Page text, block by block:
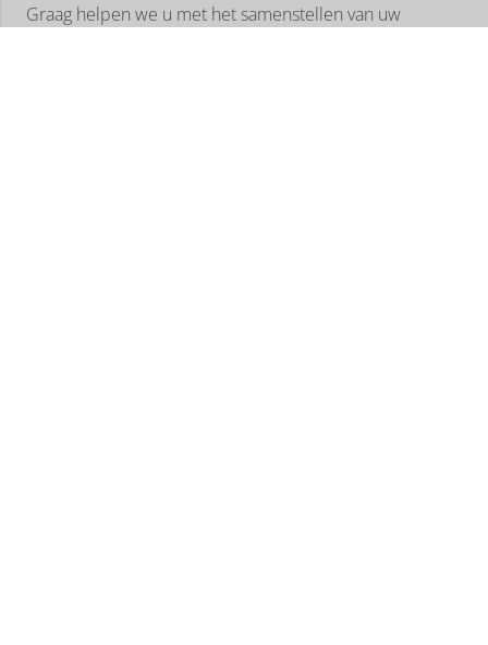
Graag helpen we u met het samenstellen van uw